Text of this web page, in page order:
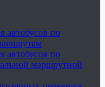
автобусов по
автобусов по
маршрутной